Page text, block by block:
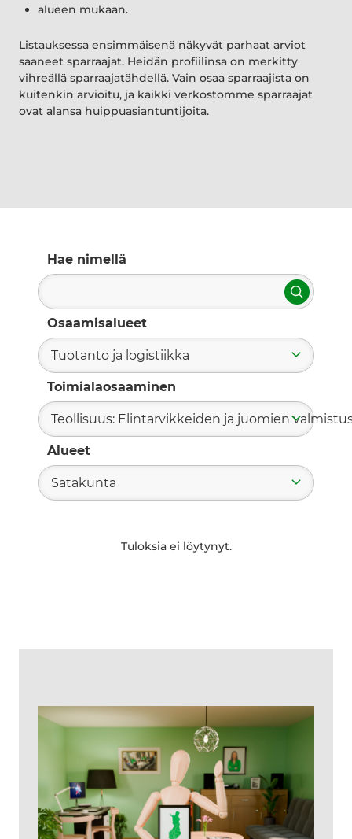
alueen mukaan.
Listauksessa ensimmäisenä näkyvät parhaat arviot
saaneet sparraajat. Heidän profiilinsa on merkitty
vihreällä sparraajatähdellä. Vain osaa sparraajista on
kuitenkin arvioitu, ja kaikki verkostomme sparraajat
ovat alansa huippuasiantuntijoita.
Hae nimellä
Hae
Osaamisalueet
Tuotanto ja logistiikka
Toimialaosaaminen
Teollisuus: Elintarvikkeiden ja juomien
Alueet
Satakunta
Tuloksia ei löytynyt.